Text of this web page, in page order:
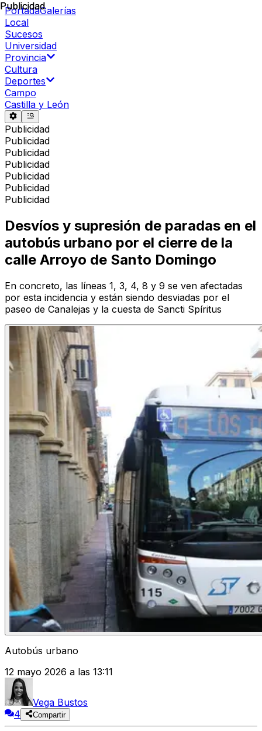
PortadaGalerías
Local
Sucesos
Universidad
Provincia
Cultura
Deportes
Campo
Castilla y León
Publicidad
Publicidad
Publicidad
Publicidad
Publicidad
Publicidad
Publicidad
Publicidad
Desvíos y supresión de paradas en el
autobús urbano por el cierre de la
calle Arroyo de Santo Domingo
En concreto, las líneas 1, 3, 4, 8 y 9 se ven afectadas
por esta incidencia y están siendo desviadas por el
paseo de Canalejas y la cuesta de Sancti Spíritus
Autobús urbano
12 mayo 2026 a las 13:11
Vega Bustos
4
Compartir
Publicidad